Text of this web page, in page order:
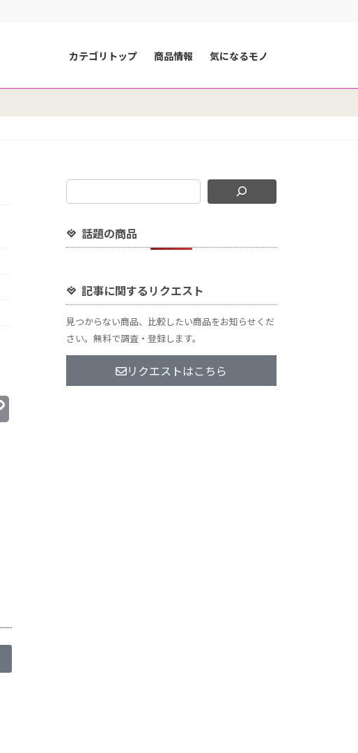
カテゴリトップ 商品情報 気になるモノ
話題の商品
記事に関するリクエスト
見つからない商品、比較したい商品をお知らせくだ
さい。無料で調査・登録します。
リクエストはこちら